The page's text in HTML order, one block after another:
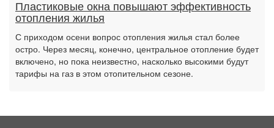
Пластиковые окна повышают эффективность
отопления жилья
С приходом осени вопрос отопления жилья стал более
остро. Через месяц, конечно, центральное отопление будет
включено, но пока неизвестно, насколько высокими будут
тарифы на газ в этом отопительном сезоне.